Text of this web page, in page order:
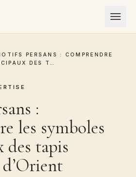
PERSANS : COMPRENDRE
DES T…
:
les symboles
tapis